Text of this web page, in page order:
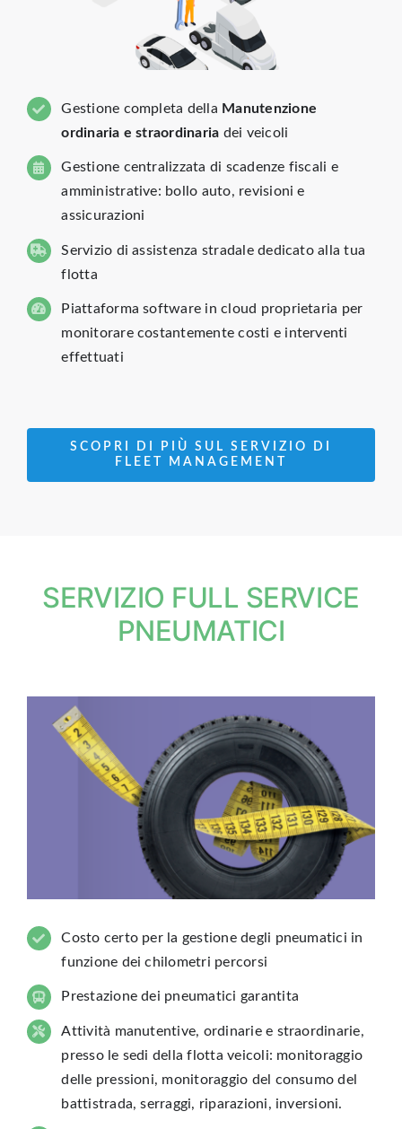
Gestione completa della Manutenzione
ordinaria e straordinaria dei veicoli
Gestione centralizzata di scadenze fiscali e
amministrative: bollo auto, revisioni e
assicurazioni
Servizio di assistenza stradale dedicato alla tua
flotta
Piattaforma software in cloud proprietaria per
monitorare costantemente costi e interventi
effettuati
SCOPRI DI PIÙ SUL SERVIZIO DI
FLEET MANAGEMENT
SERVIZIO FULL SERVICE
PNEUMATICI
Costo certo per la gestione degli pneumatici in
funzione dei chilometri percorsi
Prestazione dei pneumatici garantita
Attività manutentive, ordinarie e straordinarie,
presso le sedi della flotta veicoli: monitoraggio
delle pressioni, monitoraggio del consumo del
battistrada, serraggi, riparazioni, inversioni.